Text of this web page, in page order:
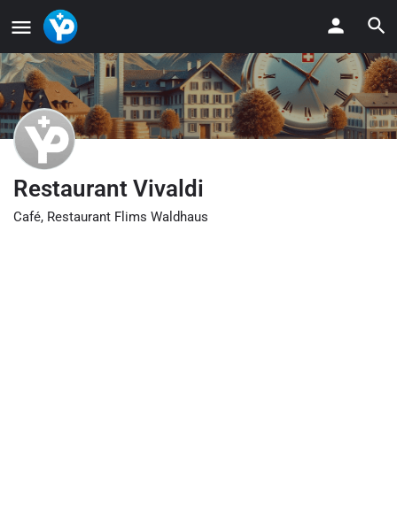
Restaurant Vivaldi
Café, Restaurant Flims Waldhaus